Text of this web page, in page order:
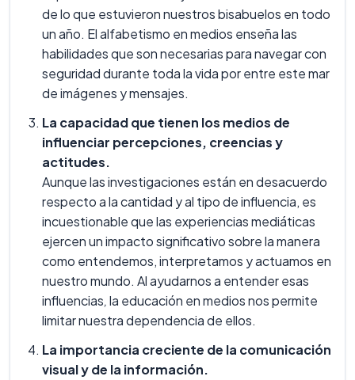
de lo que estuvieron nuestros bisabuelos en todo
un año. El alfabetismo en medios enseña las
habilidades que son necesarias para navegar con
seguridad durante toda la vida por entre este mar
de imágenes y mensajes.
La capacidad que tienen los medios de
influenciar percepciones, creencias y
actitudes.
Aunque las investigaciones están en desacuerdo
respecto a la cantidad y al tipo de influencia, es
incuestionable que las experiencias mediáticas
ejercen un impacto significativo sobre la manera
como entendemos, interpretamos y actuamos en
nuestro mundo. Al ayudarnos a entender esas
influencias,la educación en medios nos permite
limitar nuestra dependencia de ellos.
La importancia creciente de la comunicación
visual y de la información.